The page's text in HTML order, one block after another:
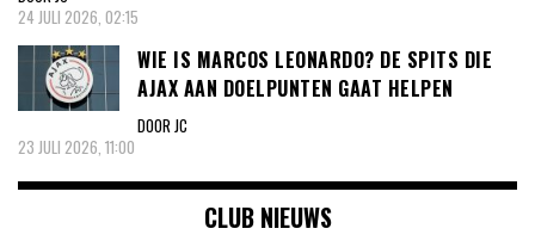
24 JULI 2026, 02:15
WIE IS MARCOS LEONARDO? DE SPITS DIE
AJAX AAN DOELPUNTEN GAAT HELPEN
DOOR JC
23 JULI 2026, 11:00
CLUB NIEUWS